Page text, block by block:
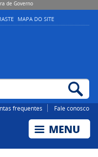
de Governo
MAPA DO SITE
frequentes Fale conosco